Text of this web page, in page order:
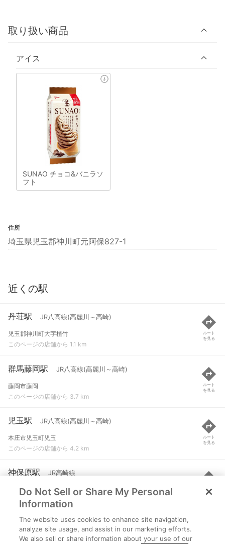
取り扱い商品
アイス
SUNAO チョコ&バニラソ
フト
住所
埼玉県児玉郡神川町元阿保827-1
近くの駅
丹荘駅 JR八高線(高麗川～高崎)
児玉郡神川町大字植竹
このページの店舗から 1.1 km
ルート
を見る
群馬藤岡駅 JR八高線(高麗川～高崎)
藤岡市藤岡
このページの店舗から 3.7 km
ルート
を見る
児玉駅 JR八高線(高麗川～高崎)
本庄市児玉町児玉
このページの店舗から 4.2 km
ルート
を見る
神保原駅 JR高崎線
児玉郡上里町大字神保原町
このページの店舗から 4.8 km
ルート
を見る
新町駅 JR高崎線
高崎市新町
Do Not Sell or Share My Personal
Information
The website uses cookies to enhance site navigation,
analyze site usage, and assist in our marketing efforts.
We also sell or share information about your use of our